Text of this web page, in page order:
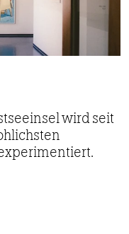
wird seit